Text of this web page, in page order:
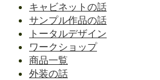
キャビネットの話
サンプル作品の話
トータルデザイン
ワークショップ
商品一覧
外装の話